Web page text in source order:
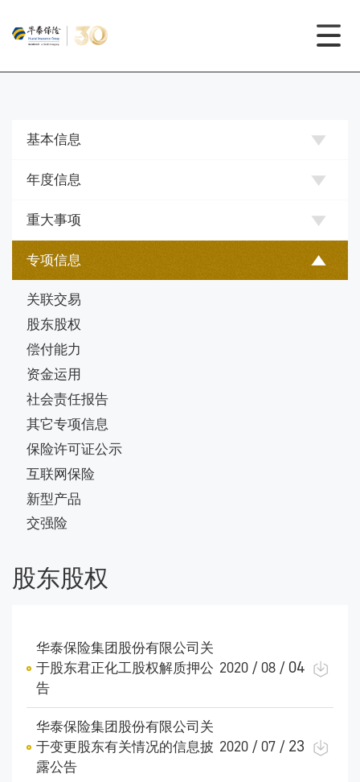
基本信息
年度信息
重大事项
专项信息
关联交易
股东股权
偿付能力
资金运用
社会责任报告
其它专项信息
保险许可证公示
互联网保险
新型产品
交强险
股东股权
华泰保险集团股份有限公司关
于股东君正化工股权解质押公
告
2020 / 08 /04
华泰保险集团股份有限公司关
于变更股东有关情况的信息披
露公告
2020 / 07 / 23